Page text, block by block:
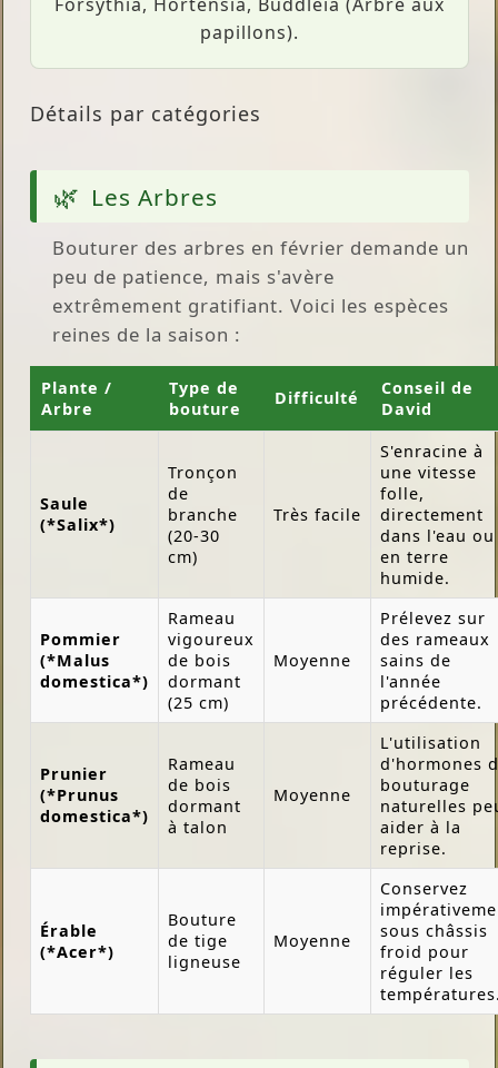
papillons).
Détails par catégories
Les Arbres
Bouturer des arbres en février demande un
peu de patience, mais s'avère
extrêmement gratifiant. Voici les espèces
reines de la saison :
Plante /
Arbre
Type de
bouture
Difficulté
Conseil de
David
Saule
(*Salix*)
Tronçon
de
branche
(20-30
cm)
Très facile
S'enracine à
une vitesse
folle,
directement
dans l'eau ou
en terre
humide.
Pommier
(*Malus
domestica*)
Rameau
vigoureux
de bois
dormant
(25 cm)
Moyenne
Prélevez sur
des rameaux
sains de
l'année
précédente.
Prunier
(*Prunus
domestica*)
Rameau
de bois
dormant
à talon
Moyenne
L'utilisation
d'hormones
bouturage
naturelles
aider à la
reprise.
Érable
(*Acer*)
Bouture
de tige
ligneuse
Moyenne
Conservez
sous châssis
froid pour
réguler les